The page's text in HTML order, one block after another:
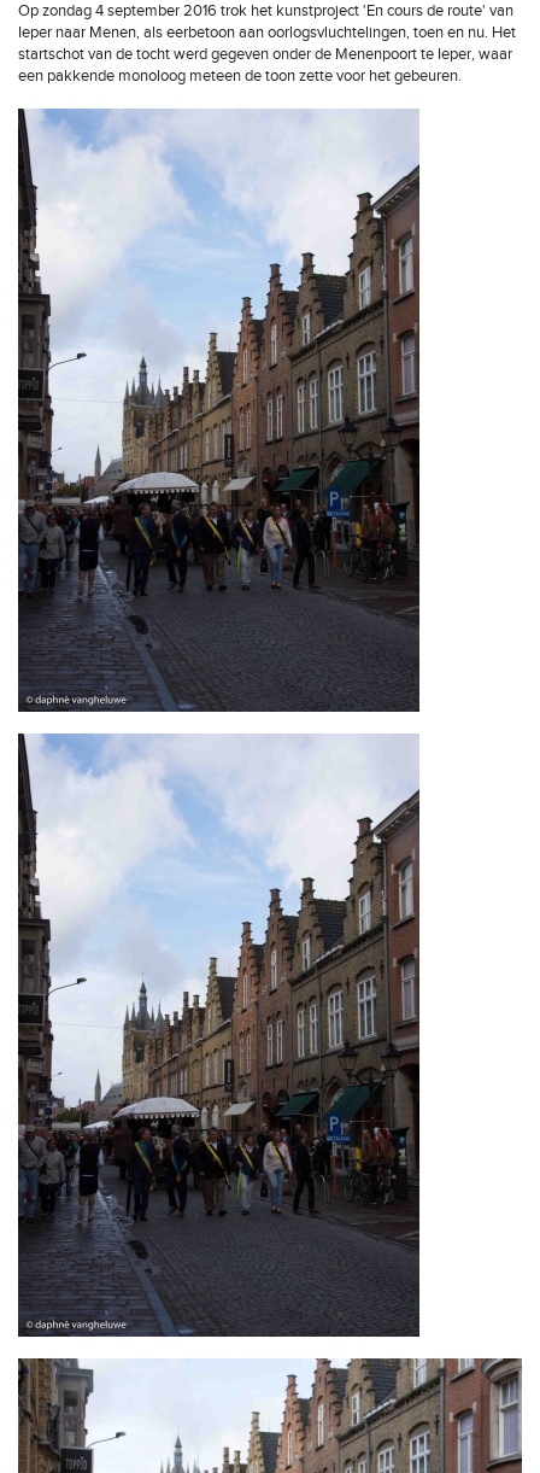
Op zondag 4 september 2016 trok het kunstproject 'En cours de route' van
Ieper naar Menen, als eerbetoon aan oorlogsvluchtelingen, toen en nu. Het
startschot van de tocht werd gegeven onder de Menenpoort te Ieper, waar
een pakkende monoloog meteen de toon zette voor het gebeuren.